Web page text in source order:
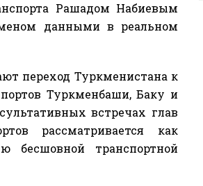
Рашадом Набиевым
данными в реальном
переход Туркменистана к
Туркменбаши, Баку и
встречах глав
рассматривается как
бесшовной транспортной